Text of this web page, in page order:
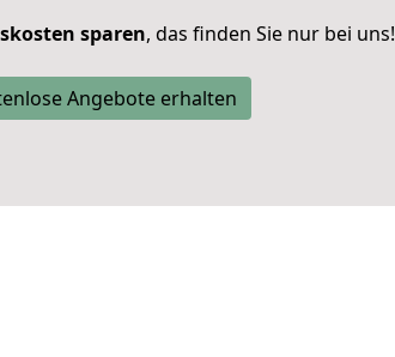
sparen, das finden Sie nur bei uns!
Angebote erhalten